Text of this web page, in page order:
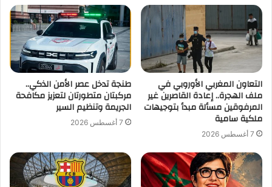
التعاون المغربي الأوروبي في
ملف الهجرة.. إعادة القاصرين غير
المرفوقين مسألة مبدأ بتوجيهات
ملكية سامية
7 أغسطس 2026
طنجة تدخل عصر الأمن الذكي..
مركبتان متطورتان لتعزيز مكافحة
الجريمة وتنظيم السير
7 أغسطس 2026